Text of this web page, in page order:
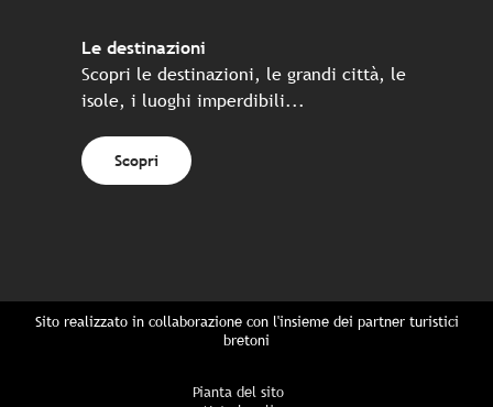
Le destinazioni
Scopri le destinazioni, le grandi città, le
isole, i luoghi imperdibili...
Scopri
Sito realizzato in collaborazione con l'insieme dei partner turistici
bretoni
Pianta del sito